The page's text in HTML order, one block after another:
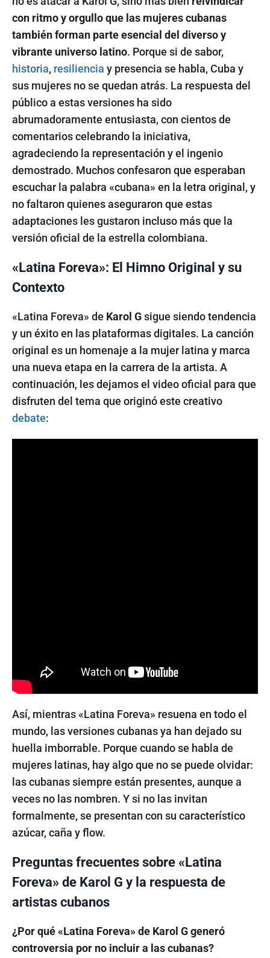
con ritmo y orgullo que las mujeres cubanas
también forman parte esencial del diverso y
vibrante universo latino. Porque si de sabor,
historia, resiliencia y presencia se habla, Cuba y
sus mujeres no se quedan atrás. La respuesta del
público a estas versiones ha sido
abrumadoramente entusiasta, con cientos de
comentarios celebrando la iniciativa,
agradeciendo la representación y el ingenio
demostrado. Muchos confesaron que esperaban
escuchar la palabra «cubana» en la letra original, y
no faltaron quienes aseguraron que estas
adaptaciones les gustaron incluso más que la
versión oficial de la estrella colombiana.
«Latina Foreva»: El Himno Original y su
Contexto
«Latina Foreva» de Karol Gsigue siendo tendencia
y un éxito en las plataformas digitales. La canción
original es un homenaje a la mujer latina y marca
una nueva etapa en la carrera de la artista. A
continuación, les dejamos el video oficial para que
disfruten del tema que originó este creativo
debate:
Así, mientras «Latina Foreva» resuena en todo el
mundo, las versiones cubanas ya han dejado su
huella imborrable. Porque cuando se habla de
mujeres latinas, hay algo que no se puede olvidar:
las cubanas siempre están presentes, aunque a
veces no las nombren. Y si no las invitan
formalmente, se presentan con su característico
azúcar, caña y flow.
Preguntas frecuentes sobre «Latina
Foreva» de Karol G y la respuesta de
artistas cubanos
¿Por qué «Latina Foreva» de Karol G generó
controversia por no incluir a las cubanas?